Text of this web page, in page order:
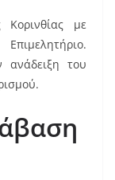
Κορινθίας με
ανάδειξη του